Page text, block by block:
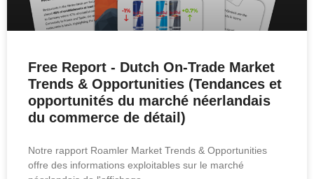
Free Report - Dutch On-Trade Market
Trends & Opportunities (Tendances et
opportunités du marché néerlandais
du commerce de détail)
Notre rapport Roamler Market Trends & Opportunities
offre des informations exploitables sur le marché